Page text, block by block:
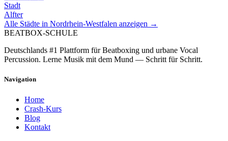
Stadt
Alfter
Alle Städte in Nordrhein-Westfalen anzeigen →
BEATBOX-SCHULE
Deutschlands #1 Plattform für Beatboxing und urbane Vocal
Percussion. Lerne Musik mit dem Mund — Schritt für Schritt.
Navigation
Home
Crash-Kurs
Blog
Kontakt